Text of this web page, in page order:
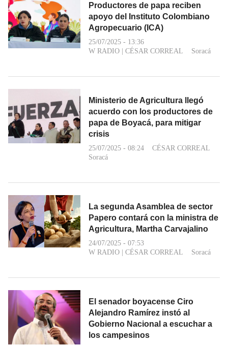
Productores de papa reciben
apoyo del Instituto Colombiano
Agropecuario (ICA)
25/07/2025 - 13:36
W RADIO
CÉSAR CORREAL Soracá
Ministerio de Agricultura llegó
acuerdo con los productores de
papa de Boyacá, para mitigar
crisis
25/07/2025 - 08:24
CÉSAR CORREAL
Soracá
La segunda Asamblea de sector
Papero contará con la ministra de
Agricultura, Martha Carvajalino
24/07/2025 - 07:53
W RADIO
CÉSAR CORREAL Soracá
El senador boyacense Ciro
Alejandro Ramírez instó al
Gobierno Nacional a escuchar a
los campesinos